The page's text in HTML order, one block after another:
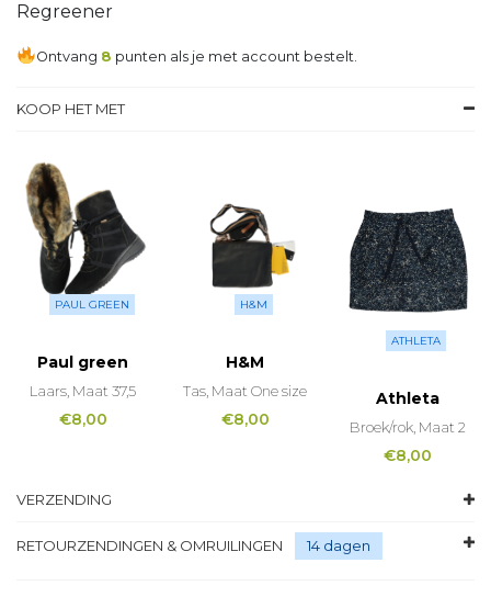
Regreener
Ontvang 8 punten als je met account bestelt.
KOOP HET MET
PAUL GREEN
Paul green
Laars, Maat 37,5
€8,00
H&M
H&M
Tas, Maat One size
€8,00
ATHLETA
Athleta
Broek/rok, Maat 2
€8,00
VERZENDING
RETOURZENDINGEN & OMRUILINGEN 14 dagen